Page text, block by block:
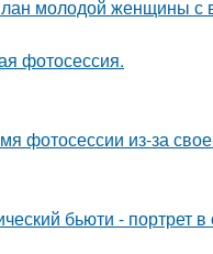
молодой женщины
фотосессия.
фотосессии из-за
бьюти -